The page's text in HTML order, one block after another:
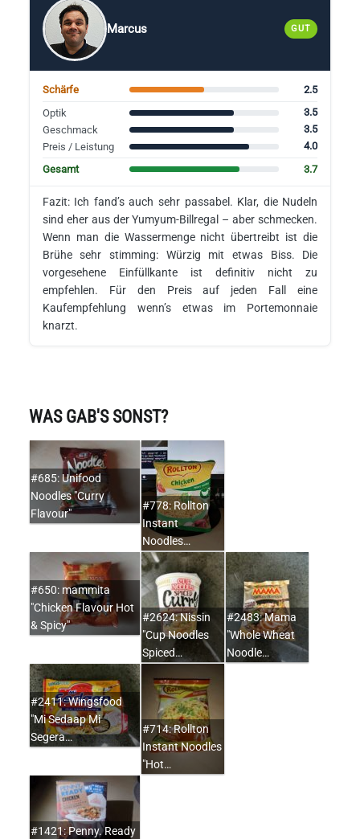
Marcus GUT
Schärfe
2.5
Optik
3.5
Geschmack
3.5
Preis / Leistung
4.0
Gesamt
3.7
Fazit: Ich fand’s auch sehr passabel. Klar, die Nudeln
sind eher aus der Yumyum-Billregal – aber schmecken.
Wenn man die Wassermenge nicht übertreibt ist die
Brühe sehr stimming: Würzig mit etwas Biss. Die
vorgesehene Einfüllkante ist definitiv nicht zu
empfehlen. Für den Preis auf jeden Fall eine
Kaufempfehlung wenn’s etwas im Portemonnaie
knarzt.
WAS GAB'S SONST?
#685: Unifood
Noodles "Curry
Flavour"
#778: Rollton
Instant
Noodles…
#650: mammita
"Chicken Flavour Hot
& Spicy"
#2624: Nissin
"Cup Noodles
Spiced…
#2483: Mama
"Whole Wheat
Noodle…
#2411: Wingsfood
"Mi Sedaap Mi
Segera…
#714: Rollton
Instant Noodles
"Hot…
#1421: Penny. Ready